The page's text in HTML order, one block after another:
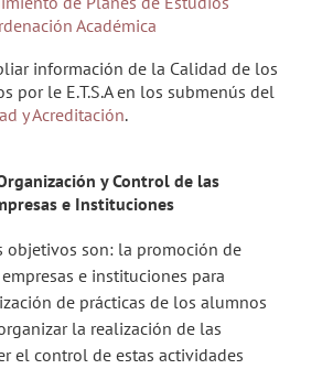
Académica
información de la Calidad de los
por le E.T.S.A en los submenús del
y Acreditación.
y Control de las
e Instituciones
objetivos son: la promoción de
e instituciones para
de prácticas de los alumnos
la realización de las
el control de estas actividades